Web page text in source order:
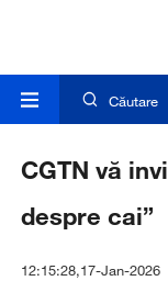
Căutare
CGTN vă
despre cai”
12:15:28,17-Jan-2026